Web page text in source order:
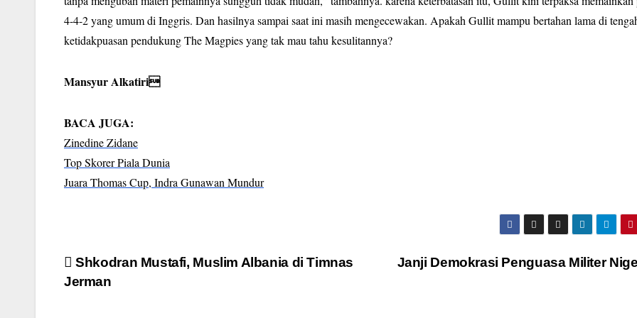
4-4-2 yang umum di Inggris. Dan hasilnya sampai saat ini masih mengecewakan. Apakah Gullit mampu bertahan lama di
ketidakpuasan pendukung The Magpies yang tak mau tahu kesulitannya?
Mansyur Alkatiri
BACA JUGA:
Zinedine Zidane
Top Skorer Piala Dunia
Juara Thomas Cup, Indra Gunawan Mundur
Post
Janji Demokrasi Penguasa Militer
Shkodran Mustafi, Muslim Albania di Timnas
Jerman